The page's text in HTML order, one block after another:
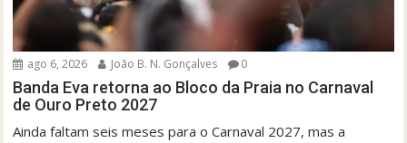
ago 6, 2026 João B. N. Gonçalves 0
Banda Eva retorna ao Bloco da Praia no Carnaval
de Ouro Preto 2027
Ainda faltam seis meses para o Carnaval 2027, mas a